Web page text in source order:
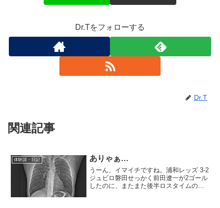
Dr.Tをフォローする
Dr.T
関連記事
体験談・日記 ありゃぁ…
うーん、イマイチですね。浦和レッズ 3-2
ジュビロ磐田せっかく前田遼一が2ゴール
したのに、またまた後半ロスタイムの悪